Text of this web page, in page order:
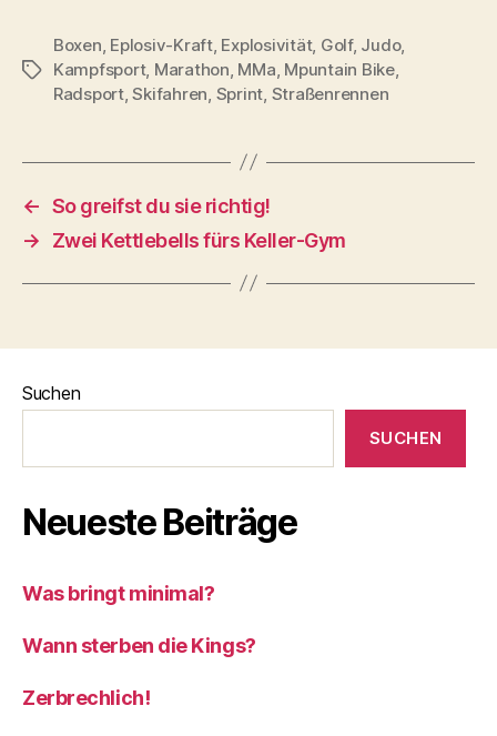
Schlagwörter
Boxen Eplosiv-Kraft, Explosivität, Golf, Judo,
Kampfsport, Marathon MMa Mpuntain Bike,
Radsport,Skifahren Sprint Straßenrennen
← So greifst du sie richtig!
→
Zwei Kettlebells fürs Keller-Gym
Suchen
SUCHEN
Neueste Beiträge
Was bringt minimal?
Wann sterben die Kings?
Zerbrechlich!